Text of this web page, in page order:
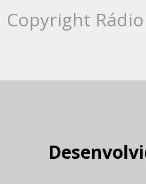
Copyright